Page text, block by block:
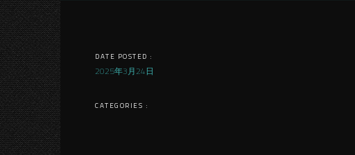
DATE POSTED :
2025年3月24日
CATEGORIES :